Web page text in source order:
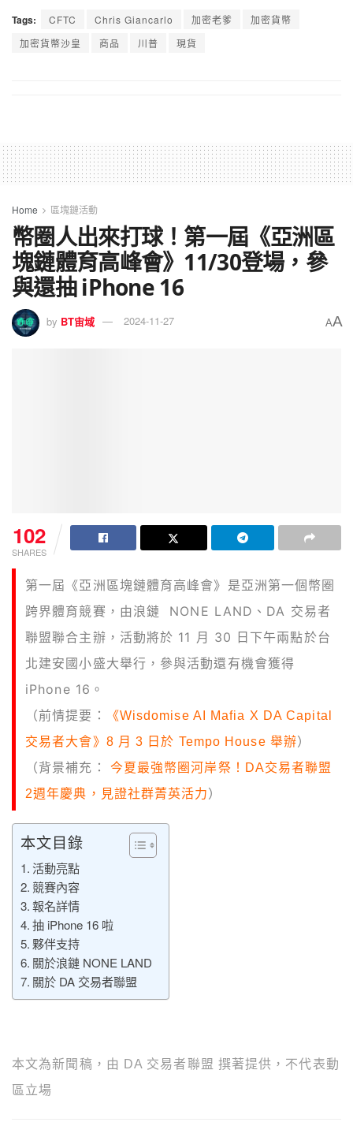
Tags: CFTC Chris Giancarlo 加密老爹
加密貨幣
加密貨幣沙皇
商品 川普 現貨
Home 區塊鏈活動
幣圈人出來打球！第一屆《亞洲區
塊鏈體育高峰會》11/30登場，參
與還抽 iPhone 16
by BT宙域 2024-11-27 AA
102
SHARES
第一屆《亞洲區塊鏈體育高峰會》是亞洲第一個幣圈
跨界體育競賽，由浪鏈 NONE LAND、DA 交易者
聯盟聯合主辦，活動將於 11 月 30 日下午兩點於台
北建安國小盛大舉行，參與活動還 有機會獲得
iPhone 16。
（前情提要：
《Wisdomise AI Mafia X DA Capital
交易者大會》8 月 3 日於 Tempo House 舉辦）
（背景補充： 今夏最強幣圈河岸祭！DA交易者聯盟
2週年慶典，見證社群菁英活力）
本文目錄
活動亮點
競賽內容
報名詳情
抽 iPhone 16 啦
夥伴支持
關於浪鏈 NONE LAND
​​關於 DA 交易者聯盟
本文為新聞稿，由 DA 交易者聯盟 撰著提供，不代表動
區立場